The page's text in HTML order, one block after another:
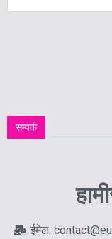
सम्पर्क
ईमेल: